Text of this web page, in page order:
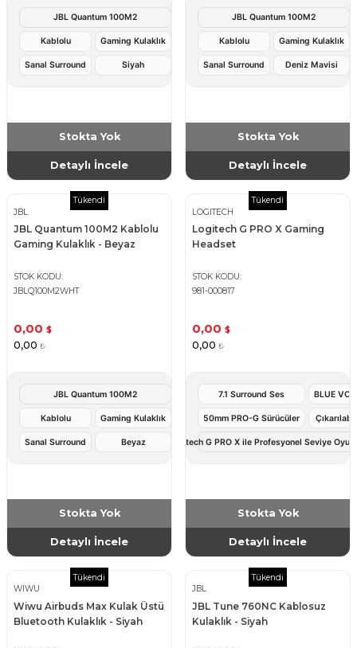
JBL Quantum 100M2
Kablolu Gaming Kulaklık
Sanal Surround Siyah
Stokta Yok
Detaylı İncele
JBL Quantum 100M2
Kablolu Gaming Kulaklık
Sanal Surround Deniz Mavisi
Stokta Yok
Detaylı İncele
Tükendi
JBL
JBL Quantum 100M2 Kablolu
Gaming Kulaklık - Beyaz
STOK KODU
JBLQ100M2WHT
0,00 $
0,00 ₺
JBL Quantum 100M2
Kablolu Gaming Kulaklık
Sanal Surround Beyaz
Stokta Yok
Detaylı İncele
Tükendi
LOGITECH
Logitech G PRO X Gaming
Headset
STOK KODU
981-000817
0,00 $
0,00 ₺
7.1 Surround Ses BLUE
50mm PRO-G Sürücüler
Logitech G PRO X ile Profesyonel Seviye
Stokta Yok
Detaylı İncele
Tükendi
WIWU
Wiwu Airbuds Max Kulak Üstü
Bluetooth Kulaklık - Siyah
Tükendi
JBL
JBL Tune 760NC Kablosuz
Kulaklık - Siyah